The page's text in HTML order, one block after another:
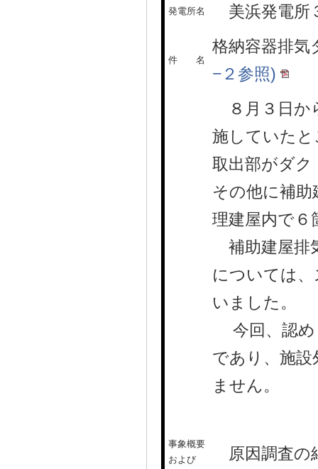
発電所名 美浜発電所
件 名
格納容器排
−２参照)
事象概要
および
８月３日か
施していたと
取出部がダ
その他に補
理建屋内で６
補助建屋排
については
いました。
今回、認め
であり、施
ません。
原因調査の